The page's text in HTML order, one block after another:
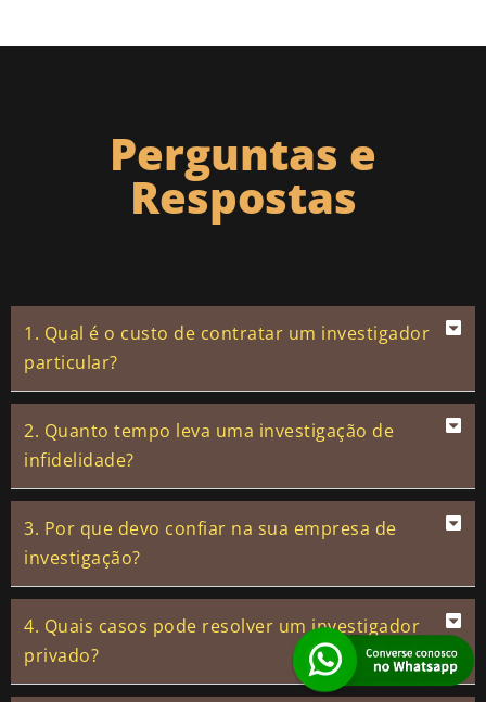
Perguntas e
Respostas
1. Qual é o custo de contratar um investigador
particular?
2. Quanto tempo leva uma investigação de
infidelidade?
3. Por que devo confiar na sua empresa de
investigação?
4. Quais casos pode resolver um investigador
privado?